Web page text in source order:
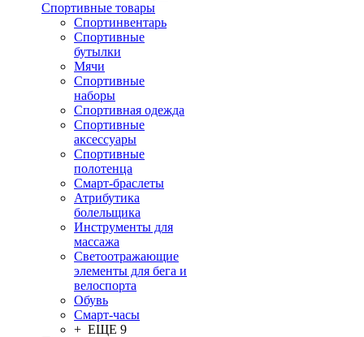
Спортивные товары
Спортинвентарь
Спортивные
бутылки
Мячи
Спортивные
наборы
Спортивная одежда
Спортивные
аксессуары
Спортивные
полотенца
Смарт-браслеты
Атрибутика
болельщика
Инструменты для
массажа
Светоотражающие
элементы для бега и
велоспорта
Обувь
Смарт-часы
+ ЕЩЕ 9